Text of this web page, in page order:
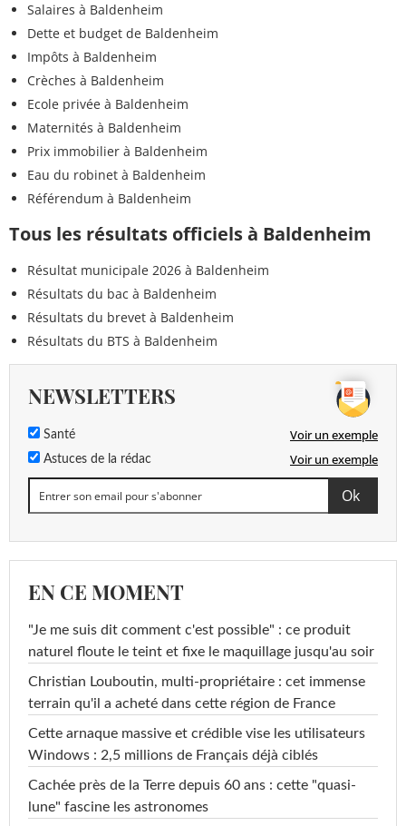
Salaires à Baldenheim
Dette et budget de Baldenheim
Impôts à Baldenheim
Crèches à Baldenheim
Ecole privée à Baldenheim
Maternités à Baldenheim
Prix immobilier à Baldenheim
Eau du robinet à Baldenheim
Référendum à Baldenheim
Tous les résultats officiels à Baldenheim
Résultat municipale 2026 à Baldenheim
Résultats du bac à Baldenheim
Résultats du brevet à Baldenheim
Résultats du BTS à Baldenheim
NEWSLETTERS
Santé Voir un exemple
Astuces de la rédac Voir un exemple
EN CE MOMENT
"Je me suis dit comment c'est possible" : ce produit
naturel floute le teint et fixe le maquillage jusqu'au soir
Christian Louboutin, multi-propriétaire : cet immense
terrain qu'il a acheté dans cette région de France
Cette arnaque massive et crédible vise les utilisateurs
Windows : 2,5 millions de Français déjà ciblés
Cachée près de la Terre depuis 60 ans : cette "quasi-
lune" fascine les astronomes